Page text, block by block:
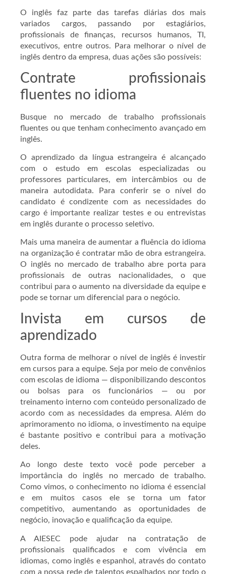
O inglês faz parte das tarefas diárias dos mais
variados cargos, passando por estagiários,
profissionais de finanças, recursos humanos, TI,
executivos, entre outros. Para melhorar o nível de
inglês dentro da empresa, duas ações são possíveis:
Contrate profissionais
fluentes no idioma
Busque no mercado de trabalho profissionais
fluentes ou que tenham conhecimento avançado em
inglês.
O aprendizado da língua estrangeira é alcançado
com o estudo em escolas especializadas ou
professores particulares, em intercâmbios ou de
maneira autodidata. Para conferir se o nível do
candidato é condizente com as necessidades do
cargo é importante realizar testes e ou entrevistas
em inglês durante o processo seletivo.
Mais uma maneira de aumentar a fluência do idioma
na organização é contratar mão de obra estrangeira.
O inglês no mercado de trabalho abre porta para
profissionais de outras nacionalidades, o que
contribui para o aumento na diversidade da equipe e
pode se tornar um diferencial para o negócio.
Invista em cursos de
aprendizado
Outra forma de melhorar o nível de inglês é investir
em cursos para a equipe. Seja por meio de convênios
com escolas de idioma — disponibilizando descontos
ou bolsas para os funcionários — ou por
treinamento interno com conteúdo personalizado de
acordo com as necessidades da empresa. Além do
aprimoramento no idioma, o investimento na equipe
é bastante positivo e contribui para a motivação
deles.
Ao longo deste texto você pode perceber a
importância do inglês no mercado de trabalho.
Como vimos, o conhecimento no idioma é essencial
e em muitos casos ele se torna um fator
competitivo, aumentando as oportunidades de
negócio, inovação e qualificação da equipe.
A AIESEC pode ajudar na contratação de
profissionais qualificados e com vivência em
idiomas, como inglês e espanhol, através do contato
com a nossa rede de talentos espalhados por todo o